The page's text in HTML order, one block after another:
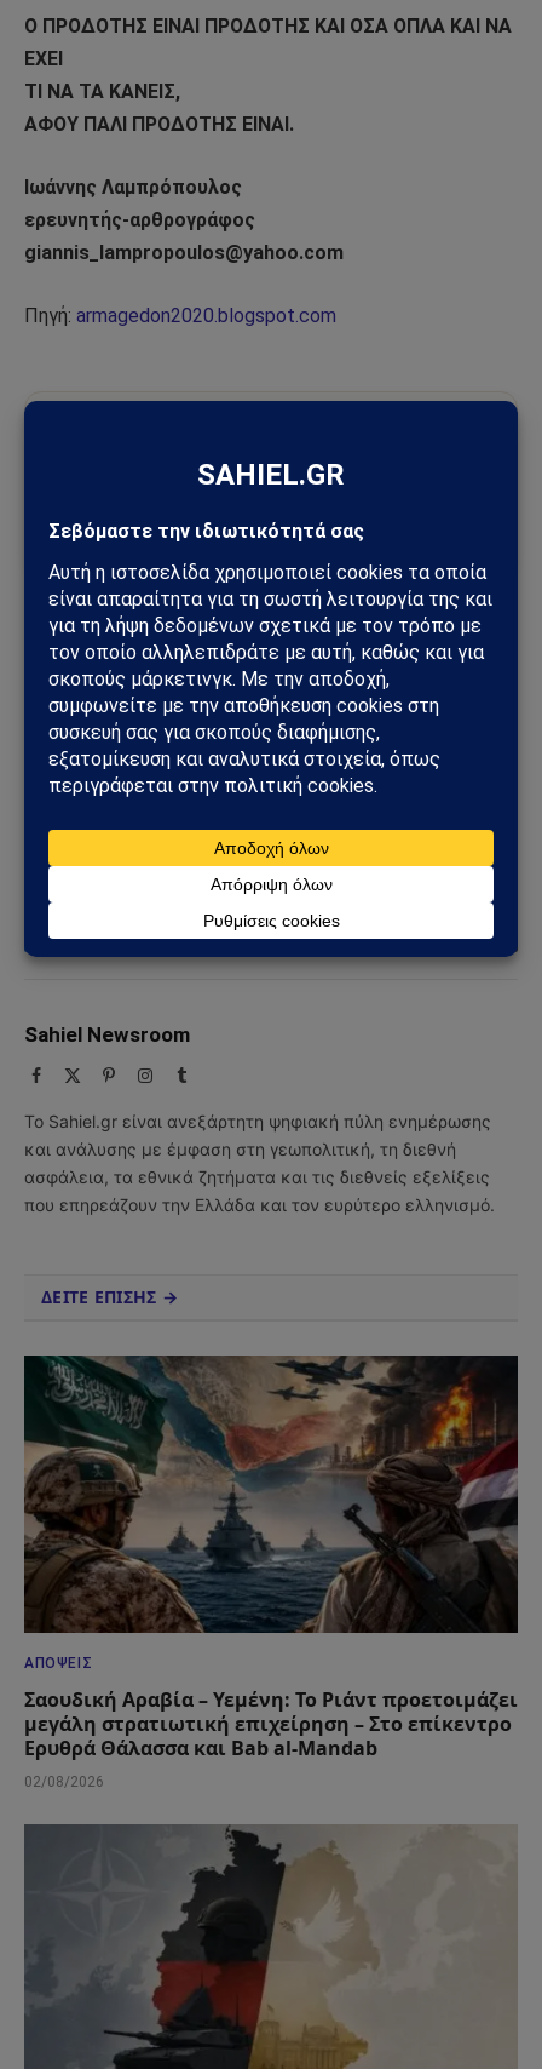
Ο ΠΡΟΔΟΤΗΣ ΕΙΝΑΙ ΠΡΟΔΟΤΗΣ ΚΑΙ ΟΣΑ ΟΠΛΑ ΚΑΙ ΝΑ
ΕΧΕΙ
ΤΙ ΝΑ ΤΑ ΚΑΝΕΙΣ,
ΑΦΟΥ ΠΑΛΙ ΠΡΟΔΟΤΗΣ ΕΙΝΑΙ.
Ιωάννης Λαμπρόπουλος
ερευνητής-αρθρογράφος
giannis_lampropoulos@yahoo.com
Πηγή: armagedon2020.blogspot.com
πρώτος τις σημαντικότερες ειδήσεις και αναλύσεις.
Add as a preferred source
Ιωάννης Λαμπρόπουλος
Ακολουθήστε στο Instagram
Tumblr
Sahiel Newsroom
Facebook PinterestInstagram
Tumblr
Το Sahiel.gr είναι ανεξάρτητη ψηφιακή πύλη ενημέρωσης
και ανάλυσης με έμφαση στη γεωπολιτική, τη διεθνή
ασφάλεια, τα εθνικά ζητήματα και τις διεθνείς εξελίξεις
που επηρεάζουν την Ελλάδα και τον ευρύτερο ελληνισμό.
ΔΕΙΤΕ ΕΠΙΣΗΣ →
ΑΠΌΨΕΙΣ
Σαουδική Αραβία – Υεμένη: Το Ριάντ προετοιμάζει
μεγάλη στρατιωτική επιχείρηση – Στο επίκεντρο
Ερυθρά Θάλασσα και Bab al-Mandab
02/08/2026